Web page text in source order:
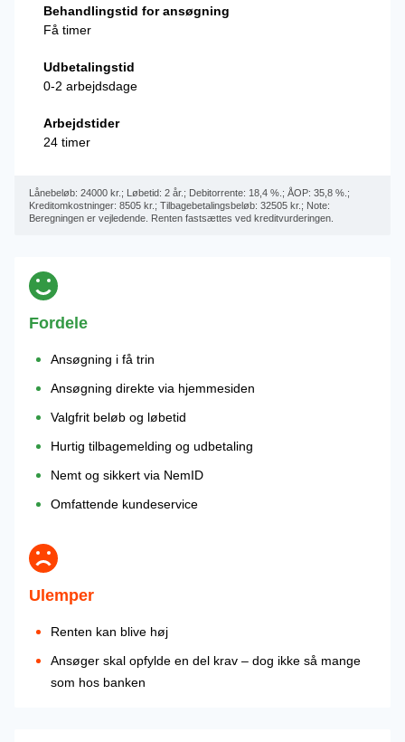
Behandlingstid for ansøgning
Få timer
Udbetalingstid
0-2 arbejdsdage
Arbejdstider
24 timer
Lånebeløb: 24000 kr.; Løbetid: 2 år.; Debitorrente: 18,4 %.; ÅOP: 35,8 %.;
Kreditomkostninger: 8505 kr.; Tilbagebetalingsbeløb: 32505 kr.; Note:
Beregningen er vejledende. Renten fastsættes ved kreditvurderingen.
Fordele
Ansøgning i få trin
Ansøgning direkte via hjemmesiden
Valgfrit beløb og løbetid
Hurtig tilbagemelding og udbetaling
Nemt og sikkert via NemID
Omfattende kundeservice
Ulemper
Renten kan blive høj
Ansøger skal opfylde en del krav – dog ikke så mange
som hos banken